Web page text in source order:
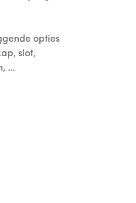
opties
slot,
...